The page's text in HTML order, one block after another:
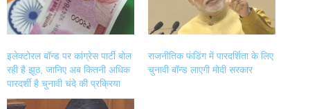
इलेक्टोरल बॉन्ड पर कांग्रेस पार्टी बोल
रही है झूठ, जानिए अब कितनी अधिक
पारदर्शी है चुनावी चंदे की प्रक्रिया
राजनीतिक फंडिंग में पारदर्शिता के लिए
चुनावी बॉन्ड लाएगी मोदी सरकार